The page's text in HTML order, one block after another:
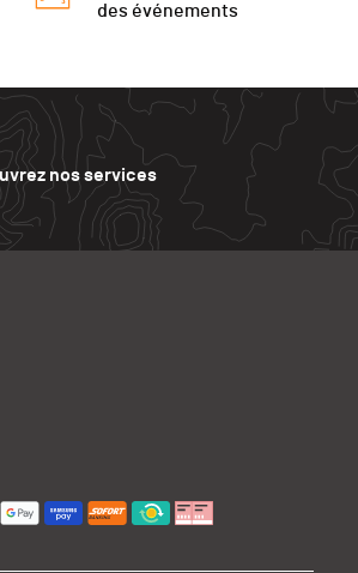
des événements
nos services